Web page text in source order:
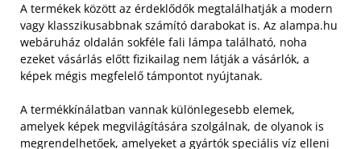
A termékek között az érdeklődők megtalálhatják a modern
vagy klasszikusabbnak számító darabokat is. Az alampa.hu
webáruház oldalán sokféle fali lámpa található, noha
ezeket vásárlás előtt fizikailag nem látják a vásárlók, a
képek mégis megfelelő támpontot nyújtanak.
A termékkínálatban vannak különlegesebb elemek,
amelyek képek megvilágítására szolgálnak, de olyanok is
megrendelhetőek, amelyeket a gyártók speciális víz elleni